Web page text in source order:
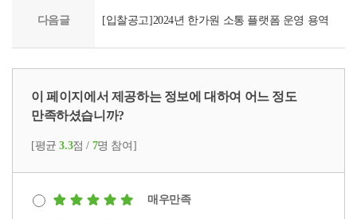
다음글 [입찰공고]2024년 한가원 소통 플랫폼 운영 용역
이 페이지에서 제공하는 정보에 대하여 어느 정도
만족하셨습니까?
[평균3.3점 / 7명 참여]
매우만족